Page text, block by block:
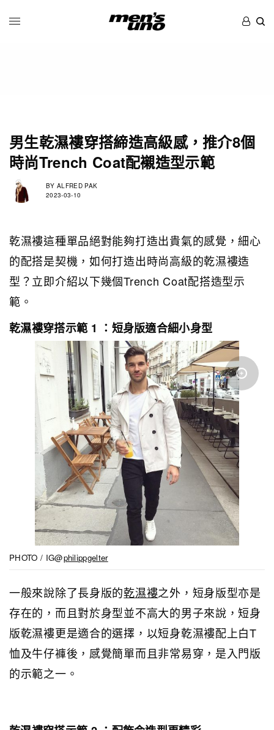
男生乾濕褸穿搭締造高級感，推介8個
時尚Trench Coat配襯造型示範
BY ALFRED PAK
2023-03-10
乾濕褸這種單品絕對能夠打造出貴氣的感覺，細心
的配搭是契機，如何打造出時尚高級的乾濕褸造
型？立即介紹以下幾個Trench Coat配搭造型示
範。
乾濕褸穿搭示範 1 ：短身版適合細小身型
PHOTO / IG@philippgelter
一般來說除了長身版的乾濕褸之外，短身版型亦是
存在的，而且對於身型並不高大的男子來說，短身
版乾濕褸更是適合的選擇，以短身乾濕褸配上白T
恤及牛仔褲後，感覺簡單而且非常易穿，是入門版
的示範之一。